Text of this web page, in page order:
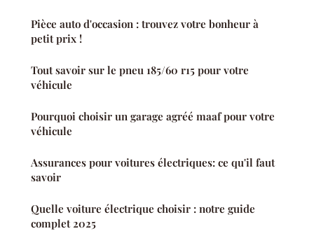
Pièce auto d'occasion : trouvez votre bonheur à
petit prix !
Tout savoir sur le pneu 185/60 r15 pour votre
véhicule
Pourquoi choisir un garage agréé maaf pour votre
véhicule
Assurances pour voitures électriques: ce qu'il faut
savoir
Quelle voiture électrique choisir : notre guide
complet 2025